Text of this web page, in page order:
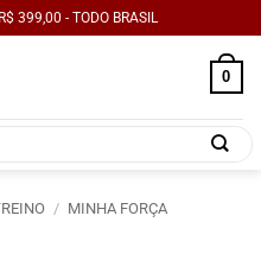
399,00 - TODO BRASIL
0
/ MINHA FORÇA